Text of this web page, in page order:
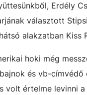
Erdély
választott
alakzatban Kiss
hoki még
és vb-
volt értelme levinni